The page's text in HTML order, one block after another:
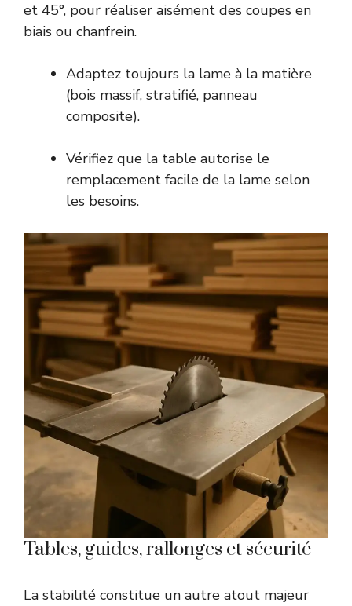
et 45°, pour réaliser aisément des coupes en
biais ou chanfrein.
Adaptez toujours la lame à la matière
(bois massif, stratifié, panneau
composite).
Vérifiez que la table autorise le
remplacement facile de la lame selon
les besoins.
Tables, guides, rallonges et sécurité
La stabilité constitue un autre atout majeur